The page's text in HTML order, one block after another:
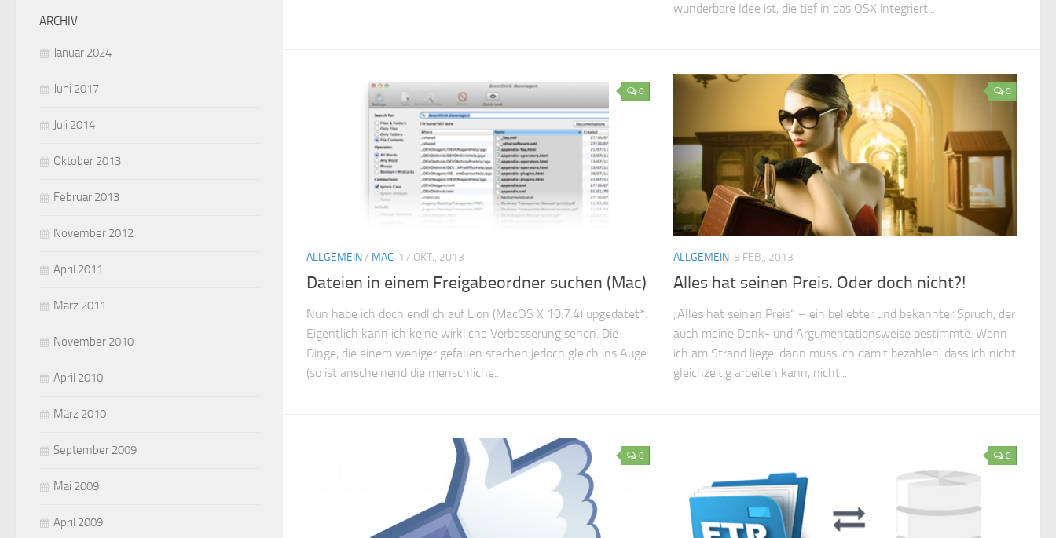
wunderbare Idee ist, die tief in das OSX integriert...
0
ALLGEMEIN/ MAC 17 OKT., 2013
Dateien in einem Freigabeordner suchen (Mac)
Nun habe ich doch endlich auf Lion (MacOS X 10.7.4) upgedatet*.
Eigentlich kann ich keine wirkliche Verbesserung sehen. Die
Dinge, die einem weniger gefallen stechen jedoch gleich ins Auge
(so ist anscheinend die menschliche...
0
ALLGEMEIN 9 FEB., 2013
Alles hat seinen Preis. Oder doch nicht?!
„Alles hat seinen Preis“ – ein beliebter und bekannter Spruch, der
auch meine Denk- und Argumentationsweise bestimmte. Wenn
ich am Strand liege, dann muss ich damit bezahlen, dass ich nicht
gleichzeitig arbeiten kann, nicht...
0 0
ARCHIV
Januar 2024
Juni 2017
Juli 2014
Oktober 2013
Februar 2013
November 2012
April 2011
März 2011
November 2010
April 2010
März 2010
September 2009
Mai 2009
April 2009